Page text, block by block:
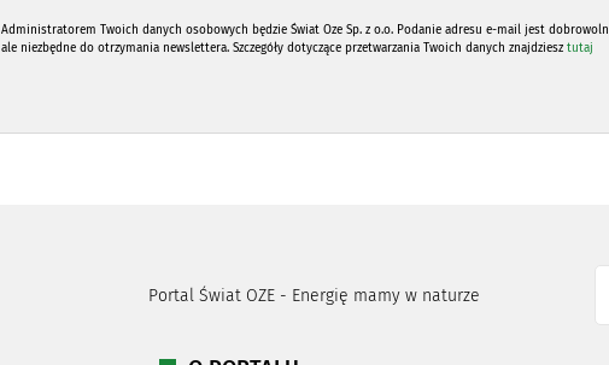
Administratorem Twoich danych osobowych będzie Świat Oze Sp. z o.o. Podanie adresu e-mail jest
ale niezbędne do otrzymania newslettera. Szczegóły dotyczące przetwarzania Twoich danych znajdziesztutaj
Portal Świat OZE - Energię mamy w naturze